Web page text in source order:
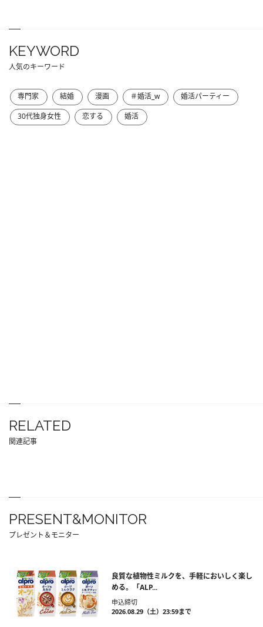
KEYWORD
人気のキーワード
専門家 結婚 漫画 ＃婚活_w
婚活パーティー
30代独身女性
恋する 婚活
RELATED
関連記事
PRESENT&MONITOR
プレゼント＆モニター
良質な植物性ミルクを、手軽においしく楽し
める。「ALP...
申込締切
2026.08.29（土）23:59まで